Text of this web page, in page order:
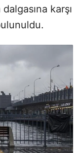
karşı